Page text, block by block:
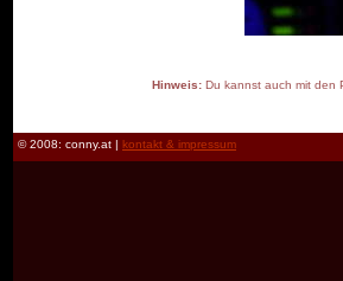
Hinweis:Du kannst auch mit den
© 2008: conny.at | kontakt & impressum